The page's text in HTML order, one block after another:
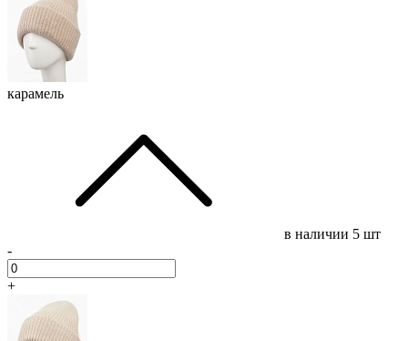
карамель
в наличии 5 шт
-
+